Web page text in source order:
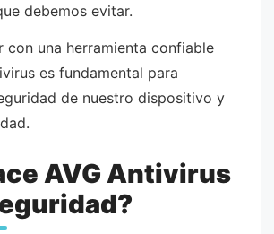
debemos evitar.
con una herramienta confiable
es fundamental para
de nuestro dispositivo y
AVG Antivirus